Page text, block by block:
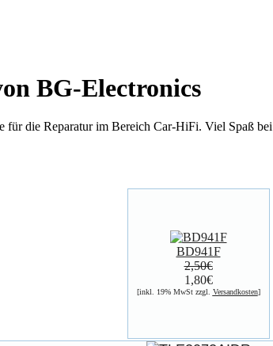
BG-Electronics
die Reparatur im Bereich Car-HiFi. Viel Spaß
BD941F
2,50€
1,80€
[inkl. 19% MwSt zzgl. Versandkosten]